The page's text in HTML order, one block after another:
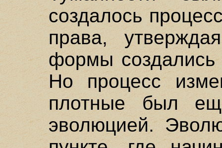
создалось
права,
формы создались
Но процесс
плотные был
эволюцией.